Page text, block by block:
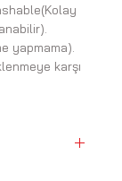
yapmama).
karşı